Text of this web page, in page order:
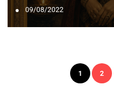
09/08/2022
1 2